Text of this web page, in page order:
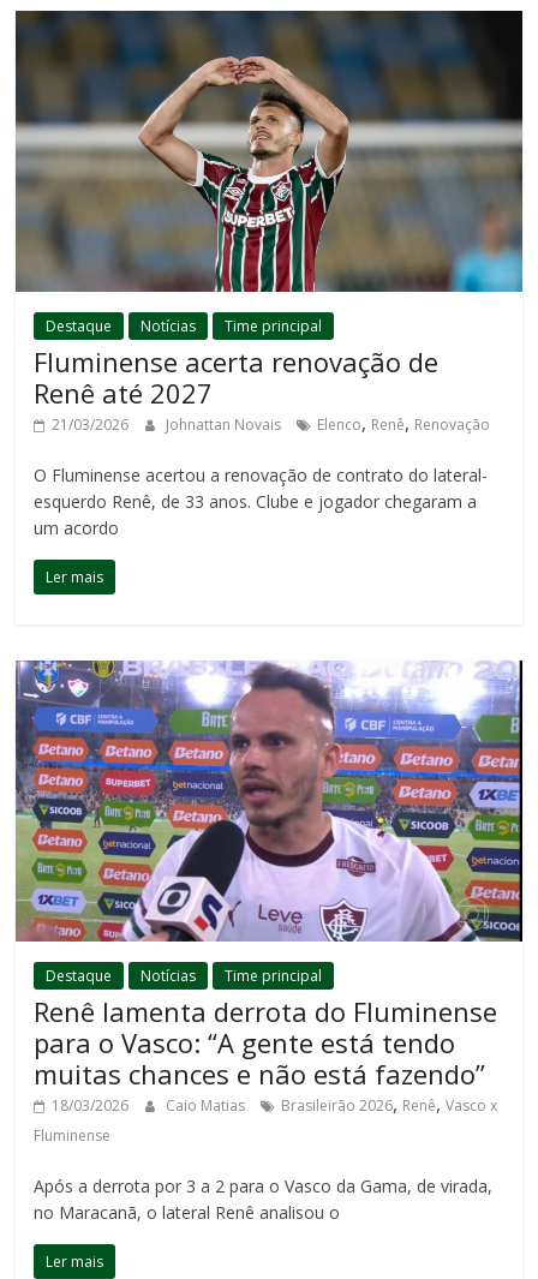
Destaque Notícias Time principal
Fluminense acerta renovação de
Renê até 2027
21/03/2026 Johnattan Novais Elenco, Renê, Renovação
O Fluminense acertou a renovação de contrato do lateral-
esquerdo Renê, de 33 anos. Clube e jogador chegaram a
um acordo
Ler mais
Destaque Notícias Time principal
Renê lamenta derrota do Fluminense
para o Vasco: “A gente está tendo
muitas chances e não está fazendo”
18/03/2026 Caio Matias Brasileirão 2026, Renê,Vasco x
Fluminense
Após a derrota por 3 a 2 para o Vasco da Gama, de virada,
no Maracanã, o lateral Renê analisou o
Ler mais